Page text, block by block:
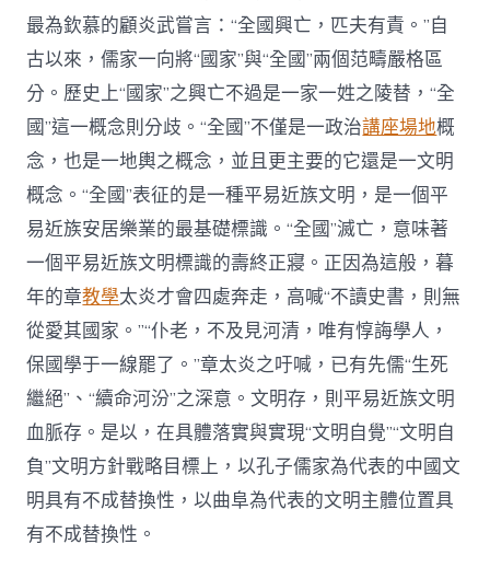
最為欽慕的顧炎武嘗言：“全國興亡，匹夫有責。”自
古以來，儒家一向將“國家”與“全國”兩個范疇嚴格區
分。歷史上“國家”之興亡不過是一家一姓之陵替，“全
國”這一概念則分歧。“全國”不僅是一政治講座場地概
念，也是一地輿之概念，並且更主要的它還是一文明
概念。“全國”表征的是一種平易近族文明，是一個平
易近族安居樂業的最基礎標識。“全國”滅亡，意味著
一個平易近族文明標識的壽終正寢。正因為這般，暮
年的章教學太炎才會四處奔走，高喊“不讀史書，則無
從愛其國家。”“仆老，不及見河清，唯有惇誨學人，
保國學于一線罷了。”章太炎之吁喊，已有先儒“生死
繼絕”、“續命河汾”之深意。文明存，則平易近族文明
血脈存。是以，在具體落實與實現“文明自覺”“文明自
負”文明方針戰略目標上，以孔子儒家為代表的中國文
明具有不成替換性，以曲阜為代表的文明主體位置具
有不成替換性。